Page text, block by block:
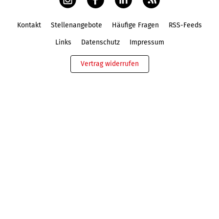
Kontakt Stellenangebote Häufige Fragen RSS-Feeds
Links Datenschutz Impressum
Vertrag widerrufen